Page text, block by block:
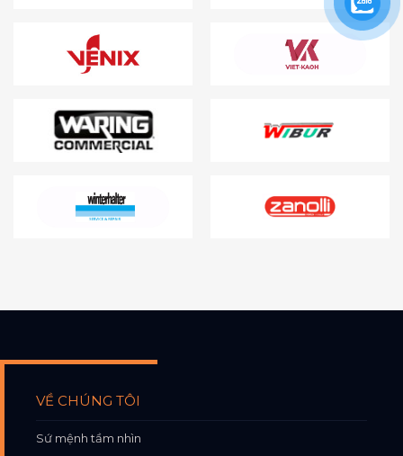
VỀ CHÚNG TÔI
Sứ mệnh tầm nhìn